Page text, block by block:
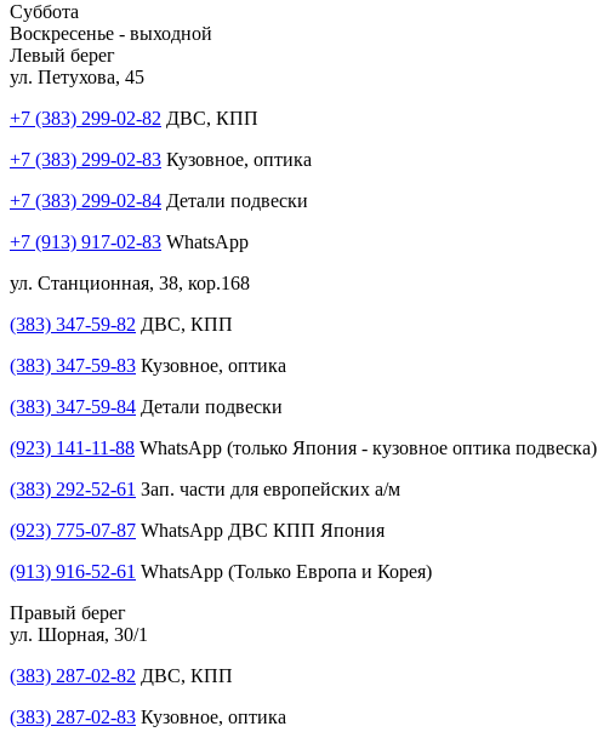
Суббота
Воскресенье - выходной
Левый берег
ул. Петухова, 45
+7 (383) 299-02-82 ДВС, КПП
+7 (383) 299-02-83 Кузовное, оптика
+7 (383) 299-02-84 Детали подвески
+7 (913) 917-02-83 WhatsApp
ул. Станционная, 38, кор.168
(383) 347-59-82 ДВС, КПП
(383) 347-59-83 Кузовное, оптика
(383) 347-59-84 Детали подвески
(923) 141-11-88 WhatsApp (только Япония - кузовное оптика подвеска)
(383) 292-52-61 Зап. части для европейских а/м
(923) 775-07-87 WhatsApp ДВС КПП Япония
(913) 916-52-61 WhatsApp (Только Европа и Корея)
Правый берег
ул. Шорная, 30/1
(383) 287-02-82 ДВС, КПП
(383) 287-02-83 Кузовное, оптика